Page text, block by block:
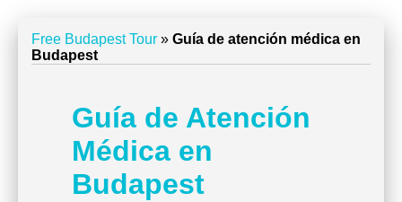
Free Budapest Tour » Guía de atención médica en
Budapest
Guía de Atención
Médica en
Budapest